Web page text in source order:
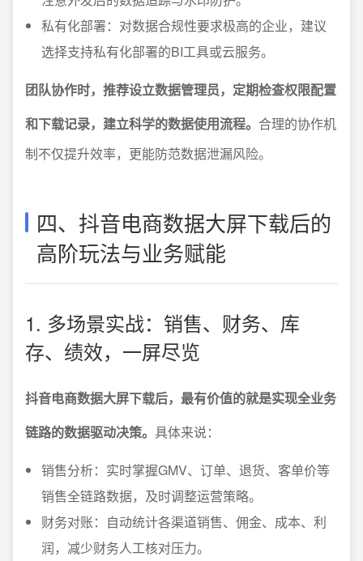
私有化部署：对数据合规性要求极高的企业，建议
选择支持私有化部署的BI工具或云服务。
团队协作时，推荐设立数据管理员，定期检查权限配置
和下载记录，建立科学的数据使用流程。 合理的协作机
制不仅提升效率，更能防范数据泄漏风险。
四、抖音电商数据大屏下载后的
高阶玩法与业务赋能
1. 多场景实战：销售、财务、库
存、绩效，一屏尽览
抖音电商数据大屏下载后，最有价值的就是实现全业务
链路的数据驱动决策。 具体来说：
销售分析：实时掌握GMV、订单、退货、客单价等
销售全链路数据，及时调整运营策略。
财务对账：自动统计各渠道销售、佣金、成本、利
润，减少财务人工核对压力。